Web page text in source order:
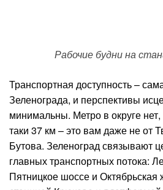
Рабочие будни на
Транспортная доступность –
Зеленограда, и перспективы
минимальны. Метро в округе
таки 37 км – это вам даже не от
Бутова. Зеленоград связывают
главных транспортных потока:
Пятницкое шоссе и Октябрьская